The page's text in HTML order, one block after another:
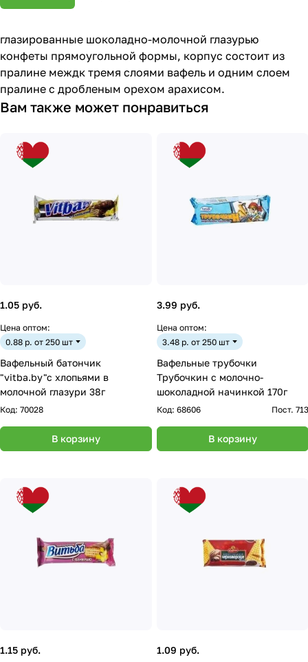
глазированные шоколадно-молочной глазурью
конфеты прямоугольной формы, корпус состоит из
пралине междк тремя слоями вафель и одним слоем
пралине с дробленым орехом арахисом.
Вам также может понравиться
1.05 руб.
Цена оптом:
0.88 р. от 250 шт
Вафельный батончик
"vitba.by"с хлопьями в
молочной глазури 38г
Код: 70028
В корзину
3.99 руб.
Цена оптом:
3.48 р. от 250 шт
Вафельные трубочки
Трубочкин с молочно-
шоколадной начинкой 170г
Код: 68606 Пост. 713
В корзину
1.15 руб. 1.09 руб.